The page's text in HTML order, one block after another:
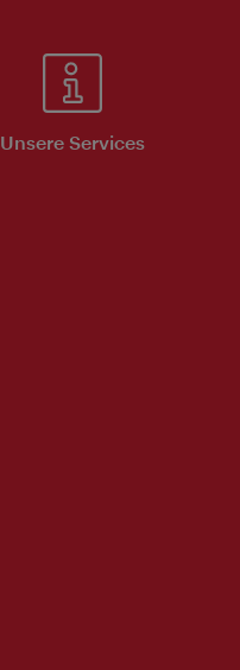
Unsere Services